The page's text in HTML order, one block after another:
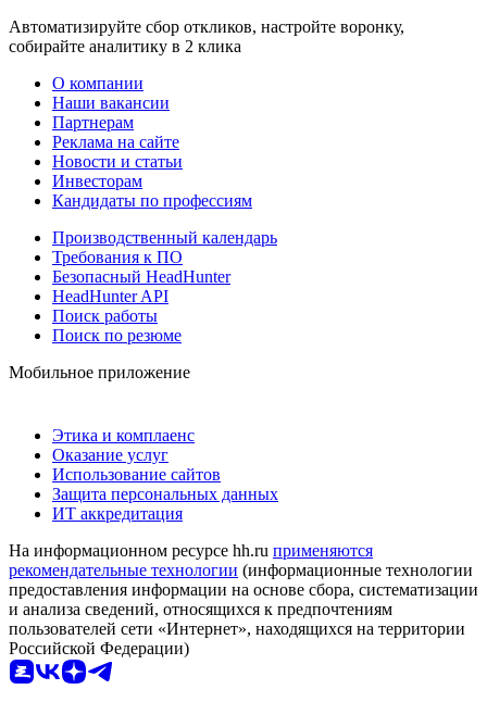
Автоматизируйте сбор откликов, настройте воронку,
собирайте аналитику в 2 клика
О компании
Наши вакансии
Партнерам
Реклама на сайте
Новости и статьи
Инвесторам
Кандидаты по профессиям
Производственный календарь
Требования к ПО
Безопасный HeadHunter
HeadHunter API
Поиск работы
Поиск по резюме
Мобильное приложение
Этика и комплаенс
Оказание услуг
Использование сайтов
Защита персональных данных
ИТ аккредитация
На информационном ресурсе hh.ru применяются
рекомендательные технологии (информационные технологии
предоставления информации на основе сбора, систематизации
и анализа сведений, относящихся к предпочтениям
пользователей сети «Интернет», находящихся на территории
Российской Федерации)